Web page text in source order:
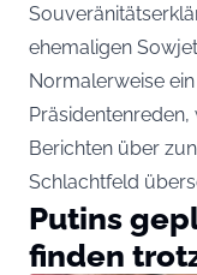
ehemaligen
Normalerweise
Berichten über
Schlachtfeld
Putins
finden